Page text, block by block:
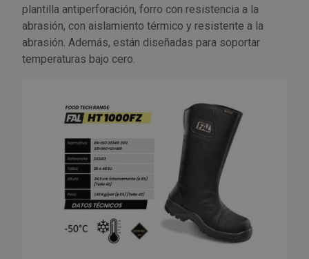
plantilla antiperforación, forro con resistencia a la
abrasión, con aislamiento térmico y resistente a la
abrasión. Además, están diseñadas para soportar
temperaturas bajo cero.